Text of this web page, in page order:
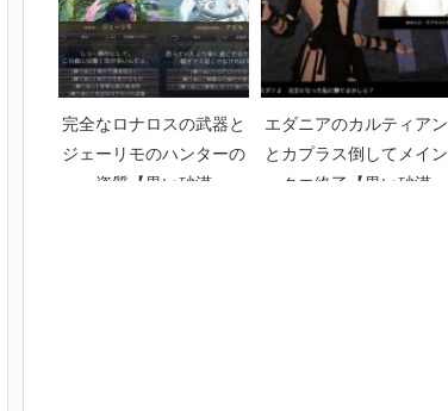
完全なロナロスの武器と
ジェーリモのハンターの
資質【黒い砂漠
エダニアのカルティアン
とカプラス倒してメイン
クエ終了【黒い砂漠